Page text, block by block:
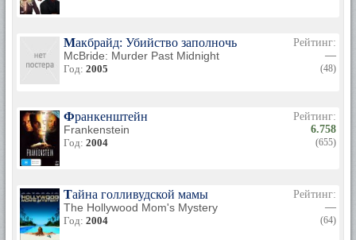
Макбрайд: Убийство заполночь
McBride: Murder Past Midnight
Год: 2005
Рейтинг:
—
(48)
Франкенштейн
Frankenstein
Год: 2004
Рейтинг:
6.758
(655)
Тайна голливудской мамы
The Hollywood Mom's Mystery
Год: 2004
Рейтинг:
—
(64)